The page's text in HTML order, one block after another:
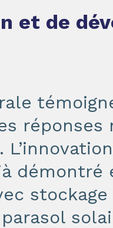
et de
stockage